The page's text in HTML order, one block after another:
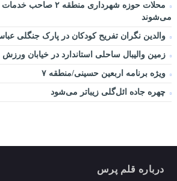
محلات حوزه شهرداری
می‌شوند
والدین نگران تفریح کودکان در پارک جنگلی
زمین والیبال ساحلی استاندارد در خیابان
ویژه برنامه اربعین حسینی/منطقه ۷
چهره جاده ائل‌گلی زیباتر می‌شود
درباره قلم پرس